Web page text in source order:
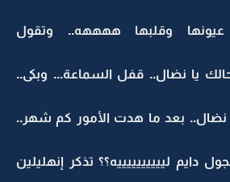
عيونها وقلبها ههههه.. وتقول
يا نضال.. قفل السماعة... وبكى..
يا نضال.. بعد ما هدت الأمور كم شهر..
دايم لييييييييييه؟؟ تذكر إنهليلين